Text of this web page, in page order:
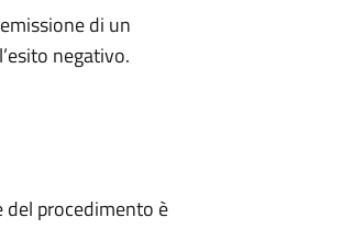
di un
negativo.
procedimento è